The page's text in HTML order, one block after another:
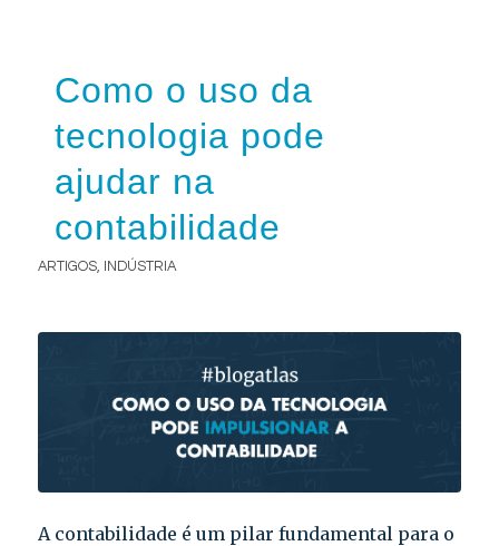
Como o uso da
tecnologia pode
ajudar na
contabilidade
ARTIGOS, INDÚSTRIA
A contabilidade é um pilar fundamental para o